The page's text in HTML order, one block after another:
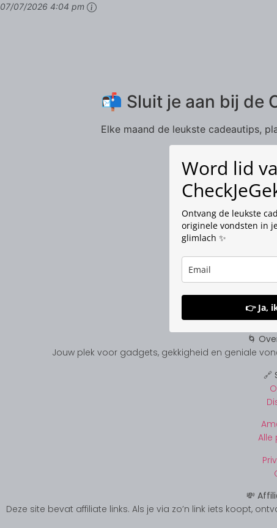
07/07/2026 4:04 pm
📬 Sluit je aan bij de
Elke maand de leukste cadeautips,
Word lid
Ontvang de leukste
originele vondsten in
glimlach ✨
👉 Ja,
🌀
Jouw plek voor gadgets, gekkigheid en geniale
🔗
Alle
💸
Deze site bevat affiliate links. Als je via zo’n link iets koopt,